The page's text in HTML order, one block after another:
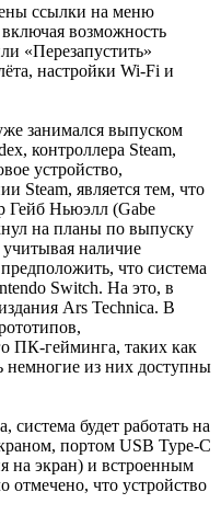
ссылки на меню
возможность
«Перезапустить»
настройки Wi-Fi и
занимался выпуском
контроллера Steam,
устройство,
Steam, является тем, что
Гейб Ньюэлл (Gabe
на планы по выпуску
наличие
что система
Switch. На это, в
Ars Technica. В
ПК-гейминга, таких как
немногие из них доступны
будет работать на
портом USB Type-C
на экран) и встроенным
отмечено, что устройство